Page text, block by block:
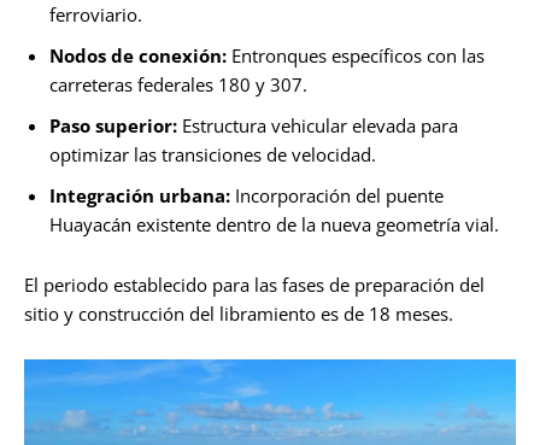
ferroviario.
Nodos de conexión: Entronques específicos con las
carreteras federales 180 y 307.
Paso superior: Estructura vehicular elevada para
optimizar las transiciones de velocidad.
Integración urbana: Incorporación del puente
Huayacán existente dentro de la nueva geometría vial.
El periodo establecido para las fases de preparación del
sitio y construcción del libramiento es de 18 meses.